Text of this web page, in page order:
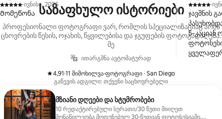
საზაფხულო ისტორიები
პროფესიონალი ფოტოგრაფი ვარ, რომლის სპეციალიზაციაც არის
ცხოვრების წესის, ოჯახის, წყვილებისა და ჯგუფების ფოტოგადაღება.
მე
ითარგმნა ავტომატურად
4,91
,
·11 მიმოხილვა
, ·ფოტოგრაფი · San Diego
გაწევის ადგილი: თქვენი საცხოვრებელი
მზიანი დღეები და სტუმრობები
10 რედაქტირებული სურათი/30 წუთი მიიღეთ
მონაწილეობა მოდუნებულ 30‑წუთიან ფოტოსესიაში,
,
·ივნისი, 2026
Მომეწონა
,
·
ჯავშნის
5‑კაციან
მოეწონა. ჩვენი სურათები მშვენიერი გამოვიდა.